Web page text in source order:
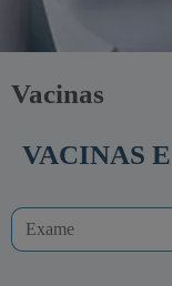
Vacinas
VACINAS